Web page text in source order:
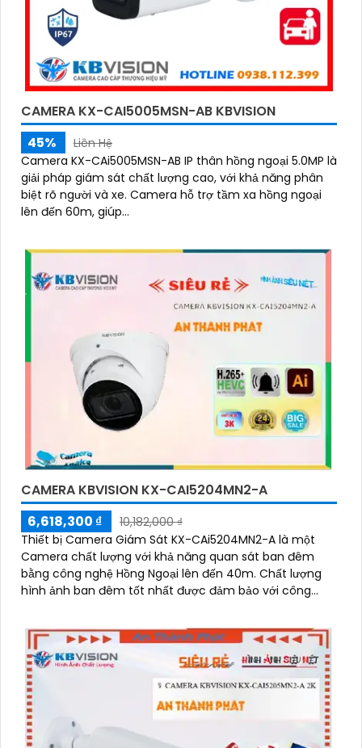
CAMERA KX-CAI5005MSN-AB KBVISION
45%
Liên Hệ
Camera KX-CAi5005MSN-AB IP thân hồng ngoại 5.0MP là
giải pháp giám sát chất lượng cao, với khả năng phân
biệt rõ người và xe. Camera hỗ trợ tầm xa hồng ngoại
lên đến 60m, giúp...
CAMERA KBVISION KX-CAI5204MN2-A
6,618,300 ₫
10,182,000 ₫
Thiết bị Camera Giám Sát KX-CAi5204MN2-A là một
Camera chất lượng với khả năng quan sát ban đêm
bằng công nghệ Hồng Ngoại lên đến 40m. Chất lượng
hình ảnh ban đêm tốt nhất được đảm bảo với công